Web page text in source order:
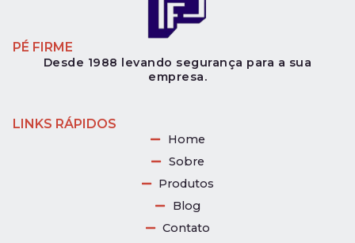
PÉ FIRME
Desde 1988 levando segurança para a sua
empresa.
LINKS RÁPIDOS
Home
Sobre
Produtos
Blog
Contato